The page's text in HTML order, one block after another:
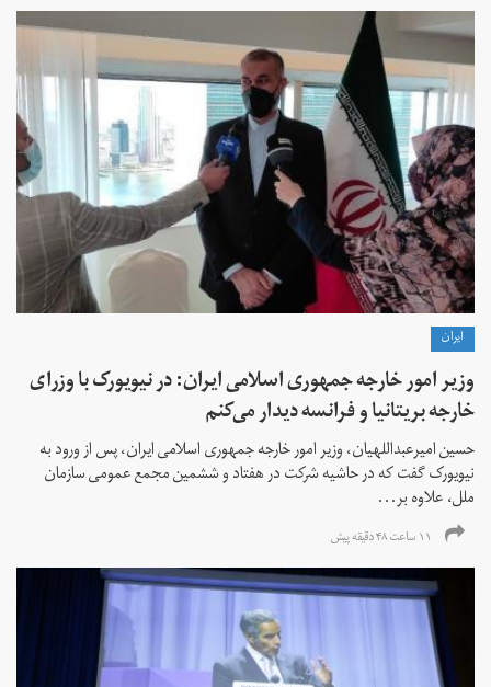
ايران
وزیر امور خارجه جمهوری اسلامی ایران: در نیویورک با وزرای
خارجه بریتانیا و فرانسه دیدار می‌کنم
حسین امیرعبداللهیان، وزیر امور خارجه جمهوری اسلامی ایران، پس از ورود به
نیویورک گفت که در حاشیه شرکت در هفتاد و ششمین مجمع عمومی سازمان
ملل، علاوه بر...
۱۱ ساعت ۴۸ دقیقه پیش